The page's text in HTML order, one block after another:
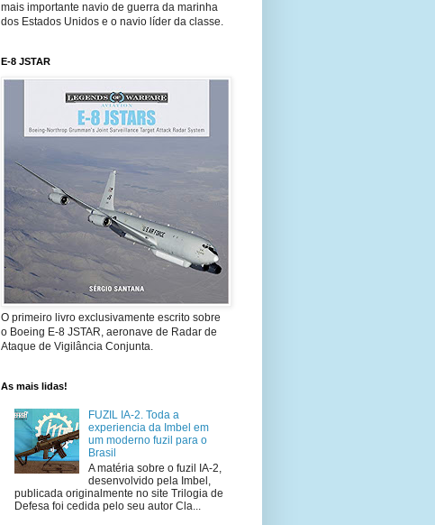
mais importante navio de guerra da marinha
dos Estados Unidos e o navio líder da classe.
E-8 JSTAR
O primeiro livro exclusivamente escrito sobre
o Boeing E-8 JSTAR, aeronave de Radar de
Ataque de Vigilância Conjunta.
As mais lidas!
FUZIL IA-2. Toda a
experiencia da Imbel em
um moderno fuzil para o
Brasil
A matéria sobre o fuzil IA-2,
desenvolvido pela Imbel,
publicada originalmente no site Trilogia de
Defesa foi cedida pelo seu autor Cla...